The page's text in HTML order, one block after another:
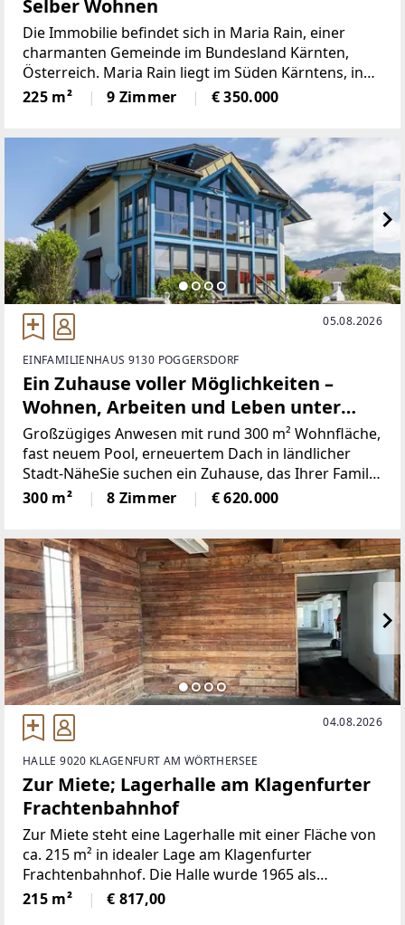
Selber Wohnen
Die Immobilie befindet sich in Maria Rain, einer
charmanten Gemeinde im Bundesland Kärnten,
Österreich. Maria Rain liegt im Süden Kärntens, in
der Nähe der Landeshauptstadt Klagenfurt am
Wörthersee, und bietet eine perfekte Mischung aus
225 m² 9 Zimmer € 350.000
05.08.2026
EINFAMILIENHAUS 9130 POGGERSDORF
Ein Zuhause voller Möglichkeiten –
Wohnen, Arbeiten und Leben unter
einem Dach!
Großzügiges Anwesen mit rund 300 m² Wohnfläche,
fast neuem Pool, erneuertem Dach in ländlicher
Stadt-NäheSie suchen ein Zuhause, das Ihrer Familie
ausreichend Platz bietet und gleichzeitig ideale
Voraussetzungen für ein Homeoffice, eine Praxis,
300 m² 8 Zimmer € 620.000
04.08.2026
HALLE 9020 KLAGENFURT AM WÖRTHERSEE
Zur Miete; Lagerhalle am Klagenfurter
Frachtenbahnhof
Zur Miete steht eine Lagerhalle mit einer Fläche von
ca. 215 m² in idealer Lage am Klagenfurter
Frachtenbahnhof. Die Halle wurde 1965 als
„Superädifikat“ errichtet und befindet sich auf
einem Grundstück im Eigentum der
215 m² € 817,00